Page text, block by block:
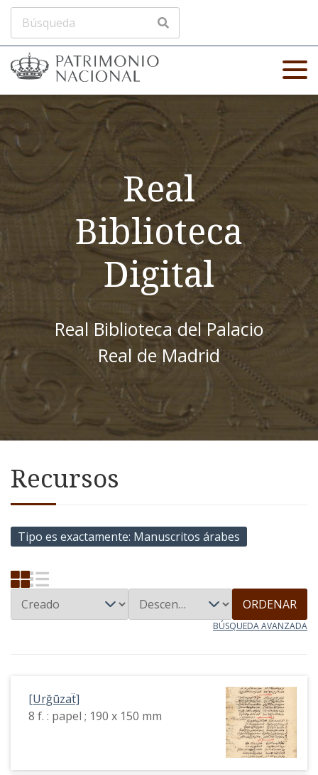
Real
Biblioteca
Digital
Real Biblioteca del Palacio
Real de Madrid
Recursos
Tipo es exactamente Manuscritos árabes
ORDENAR
BÚSQUEDA AVANZADA
[Urğūzaẗ]
8 f. : papel ; 190 x 150 mm